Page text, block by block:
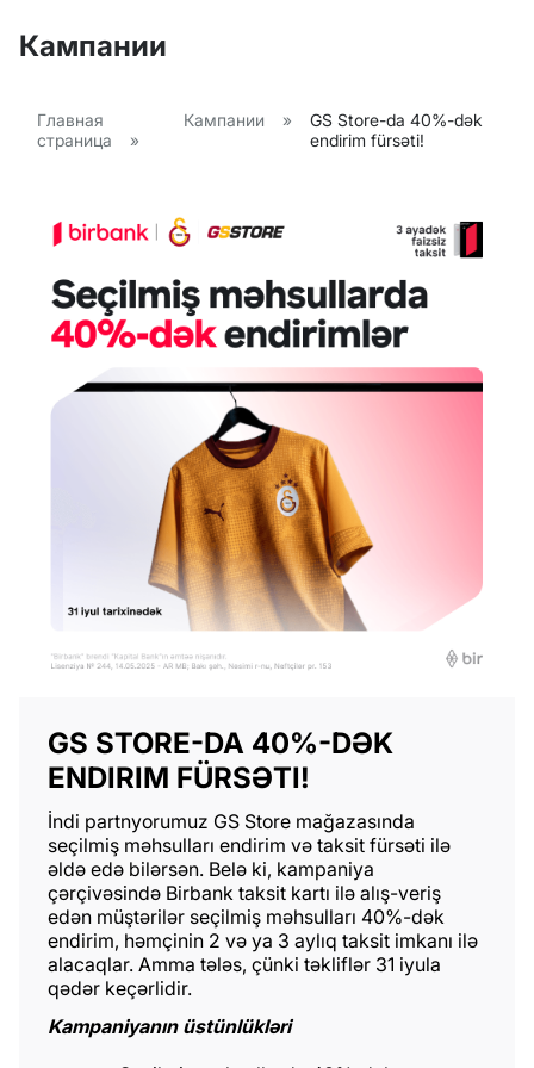
Кампании
Главная
страница
»
Кампании »
GS Store-da 40%-dək
endirim fürsəti!
GS STORE-DA 40%-DƏK
ENDIRIM FÜRSƏTI!
İndi partnyorumuz GS Store mağazasında
seçilmiş məhsulları endirim və taksit fürsəti ilə
əldə edə bilərsən. Belə ki, kampaniya
çərçivəsində Birbank taksit kartı ilə alış-veriş
edən müştərilər seçilmiş məhsulları 40%-dək
endirim, həmçinin 2 və ya 3 aylıq taksit imkanı ilə
alacaqlar. Amma tələs, çünki təkliflər 31 iyula
qədər keçərlidir.
Kampaniyanın üstünlükləri